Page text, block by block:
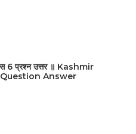
6 प्रश्न उत्तर ॥ Kashmir
Answer